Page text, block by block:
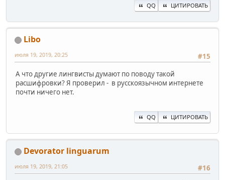
QQ ЦИТИРОВАТЬ
Libo
#15
июля 19, 2019, 20:25
А что другие лингвисты думают по поводу такой
расшифровки? Я проверил - в русскоязычном интернете
почти ничего нет.
QQ ЦИТИРОВАТЬ
Devorator linguarum
#16
июля 19, 2019, 21:05